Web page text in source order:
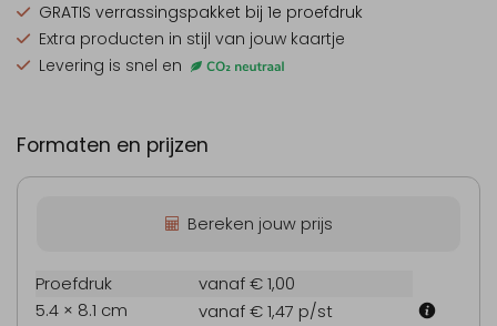
GRATIS verrassingspakket bij 1e proefdruk
Extra producten in stijl van jouw kaartje
Levering is snel en
Formaten en prijzen
Bereken jouw prijs
Proefdruk
vanaf € 1,00
5.4 × 8.1 cm
vanaf € 1,47 p/st